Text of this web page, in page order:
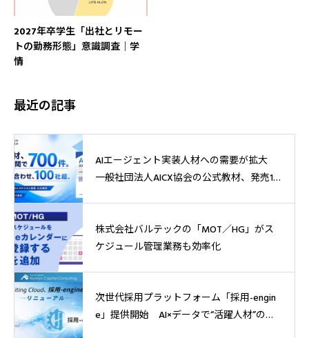
2027年卒学生「出社とリモー
トの勤務形態」意識調査｜学
情
最近の記事
AIエージェント実装人材への需要が拡大
一般社団法人AICX協会の公式教材、発売1
株式会社バルテックの「MOT／HG」がス
ケジュール管理業務も効率化
次世代採用プラットフォーム「採用-engin
e」提供開始 AI×データで“活躍人材”の獲